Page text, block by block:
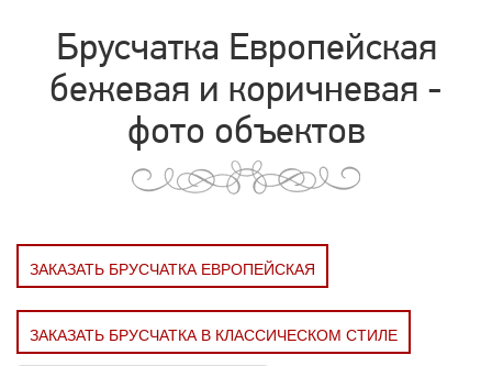
Брусчатка Европейская
бежевая и коричневая -
фото объектов
ЗАКАЗАТЬ БРУСЧАТКА ЕВРОПЕЙСКАЯ
ЗАКАЗАТЬ БРУСЧАТКА В КЛАССИЧЕСКОМ СТИЛЕ